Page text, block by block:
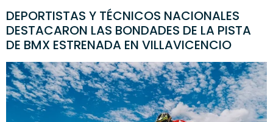
DEPORTISTAS Y TÉCNICOS NACIONALES
DESTACARON LAS BONDADES DE LA PISTA
DE BMX ESTRENADA EN VILLAVICENCIO